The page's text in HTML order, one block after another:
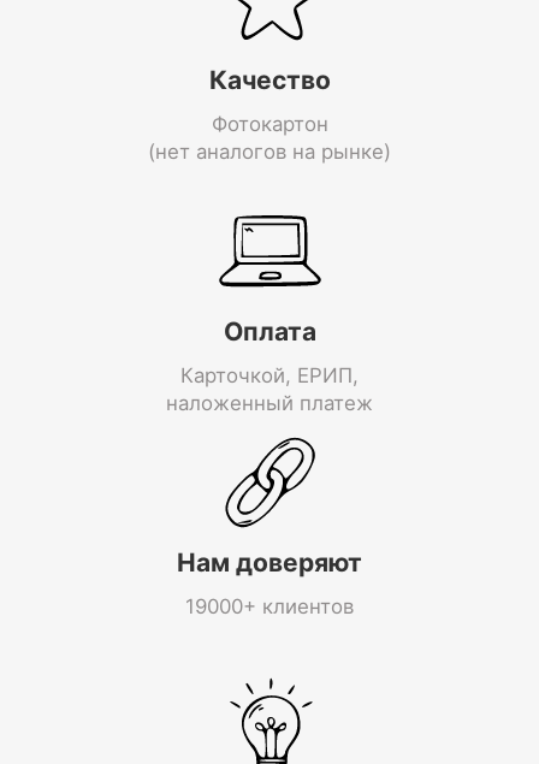
Качество
Фотокартон
(нет аналогов на рынке)
Оплата
Карточкой, ЕРИП,
наложенный платеж
Нам доверяют
19000+ клиентов